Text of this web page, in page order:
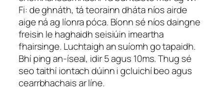
Fi: de ghnáth, tá teorainn dháta níos airde
aige ná ag líonra póca. Bíonn sé níos daingne
freisin le haghaidh seisiúin imeartha
fhairsinge. Luchtaigh an suíomh go tapaidh.
Bhí ping an-íseal, idir 5 agus 10ms. Thug sé
seo taithí iontach dúinn i gcluichí beo agus
cearrbhachais ar líne.